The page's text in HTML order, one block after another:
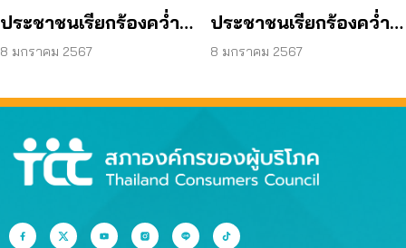
ประชาชนเรียกร้องคว่ำ
ร่างผังเมืองรวม
ปรับปรุงครั้งที่ 4)
8 มกราคม 2567
ประชาชนเรียกร้องคว่ำ
ร่างผังเมืองรวม
ปรับปรุงครั้งที่ 4)
8 มกราคม 2567